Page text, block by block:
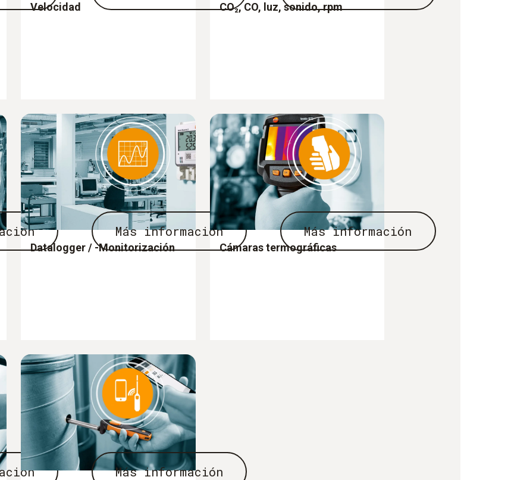
Velocidad CO₂, CO, luz, sonido, rpm
Más información
Datalogger / -Monitorización
Más información
Cámaras termográficas
Más información